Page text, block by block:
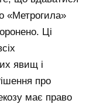
«Метрогила»
Ці
явищ і
про
має право